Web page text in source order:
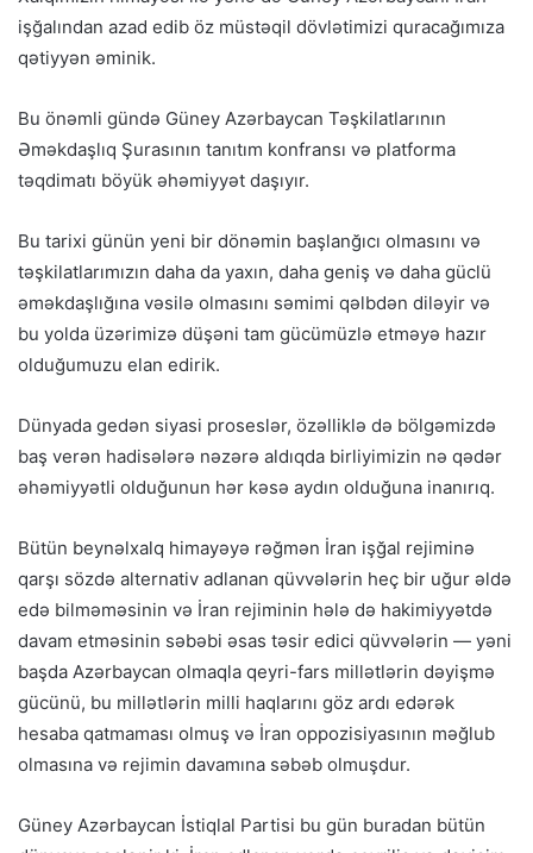
işğalından azad edib öz müstəqil dövlətimizi quracağımıza
qətiyyən əminik.
Bu önəmli gündə Güney Azərbaycan Təşkilatlarının
Əməkdaşlıq Şurasının tanıtım konfransı və platforma
təqdimatı böyük əhəmiyyət daşıyır.
Bu tarixi günün yeni bir dönəmin başlanğıcı olmasını və
təşkilatlarımızın daha da yaxın, daha geniş və daha güclü
əməkdaşlığına vəsilə olmasını səmimi qəlbdən diləyir və
bu yolda üzərimizə düşəni tam gücümüzlə etməyə hazır
olduğumuzu elan edirik.
Dünyada gedən siyasi proseslər, özəlliklə də bölgəmizdə
baş verən hadisələrə nəzərə aldıqda birliyimizin nə qədər
əhəmiyyətli olduğunun hər kəsə aydın olduğuna inanırıq.
Bütün beynəlxalq himayəyə rəğmən İran işğal rejiminə
qarşı sözdə alternativ adlanan qüvvələrin heç bir uğur əldə
edə bilməməsinin və İran rejiminin hələ də hakimiyyətdə
davam etməsinin səbəbi əsas təsir edici qüvvələrin — yəni
başda Azərbaycan olmaqla qeyri-fars millətlərin dəyişmə
gücünü, bu millətlərin milli haqlarını göz ardı edərək
hesaba qatmaması olmuş və İran oppozisiyasının məğlub
olmasına və rejimin davamına səbəb olmuşdur.
Güney Azərbaycan İstiqlal Partisi bu gün buradan bütün